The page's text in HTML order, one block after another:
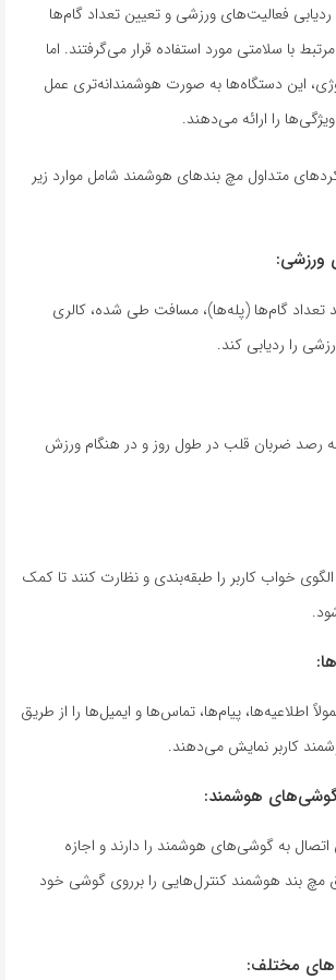
ردیابی فعالیت‌های ورزشی و تعیین تعداد گام‌ها
با سلامتی مورد استفاده قرار می‌گرفتند. اما
این دستگاه‌ها به صورت هوشمندانه‌تری عمل
را ارائه می‌دهند.
متداول مچ بند‌های هوشمند شامل موارد زیر
تعداد گام‌ها (پله‌ها)، مسافت طی شده، کالری
را ردیابی کند.
رصد ضربان قلب در طول روز و در هنگام ورزش
خواب کاربر را طبقه‌بندی و نظارت کنند تا کمک
اطلاعیه‌ها، پیام‌ها، تماس‌ها و ایمیل‌ها را از طریق
کاربر نمایش می‌دهند.
اتصال به گوشی‌های هوشمند را دارند و اجازه
مچ بند هوشمند کنترل‌هایی را برروی گوشی خود